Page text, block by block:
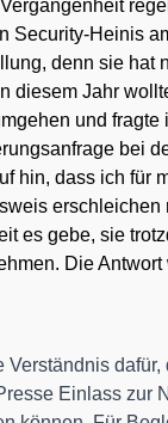
Secu­ri­ty-Hei­nis
denn sie hat
die­sem Jahr
und frag­te
bei
hin, dass ich für
erschlei­chen
es gebe, sie
Die
Ver­ständ­nis dafür,
Ein­lass zur